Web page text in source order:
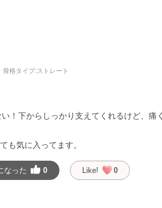
骨格タイプ: ストレート
！下からしっかり支えてくれるけど、痛
も気に入ってます。
なった 0 Like! 0